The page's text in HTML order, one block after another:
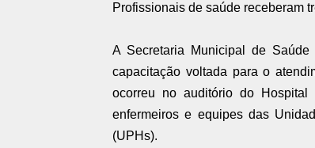
Profissionais de saúde receberam
A Secretaria Municipal de
capacitação voltada para o
ocorreu no auditório do
enfermeiros e equipes das
(UPHs).